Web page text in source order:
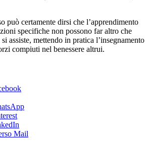
può certamente dirsi che l’apprendimento
specifiche non possono far altro che
assiste, mettendo in pratica l’insegnamento
compiuti nel benessere altrui.
Mail